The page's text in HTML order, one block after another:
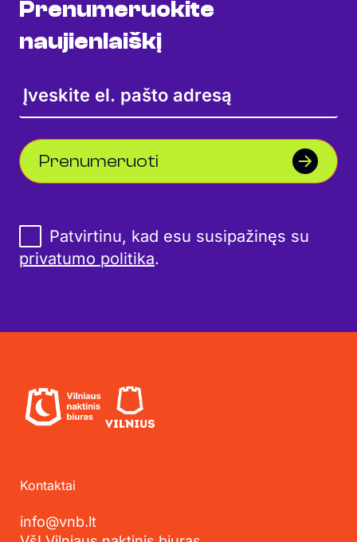
Prenumeruokite
naujienlaiškį
Prenumeruoti
Patvirtinu, kad esu susipažinęs su
privatumo politika.
Kontaktai
info@vnb.lt